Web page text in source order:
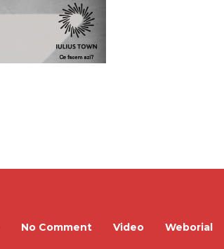
No Comment Video Weborial